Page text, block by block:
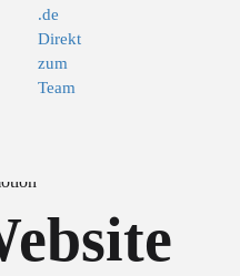
.de
Direkt
zum
Team